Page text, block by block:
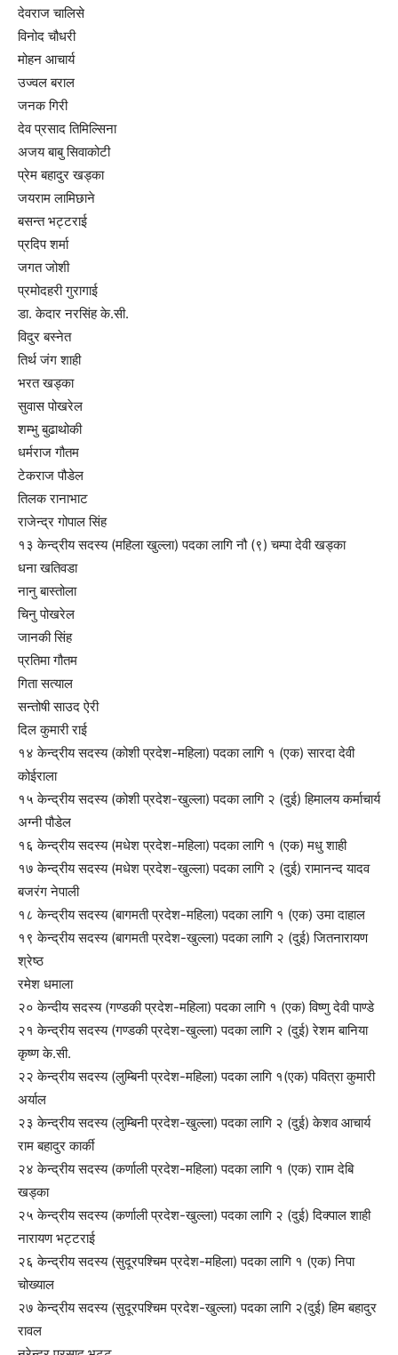
देवराज चालिसे
विनोद चौधरी
मोहन आचार्य
उज्वल बराल
जनक गिरी
देव प्रसाद तिमिल्सिना
अजय बाबु सिवाकोटी
प्रेम बहादुर खड्का
जयराम लामिछाने
बसन्त भट्टराई
प्रदिप शर्मा
जगत जोशी
प्रमोदहरी गुरागाई
डा. केदार नरसिंह के.सी.
विदुर बस्नेत
तिर्थ जंग शाही
भरत खड्का
सुवास पोखरेल
शम्भु बुढाथोकी
धर्मराज गौतम
टेकराज पौडेल
तिलक रानाभाट
राजेन्द्र गोपाल सिंह
१३ केन्द्रीय सदस्य (महिला खुल्ला) पदका लागि नौ (९) चम्पा देवी खड्का
धना खतिवडा
नानु बास्तोला
चिनु पोखरेल
जानकी सिंह
प्रतिमा गौतम
गिता सत्याल
सन्तोषी साउद ऐरी
दिल कुमारी राई
१४ केन्द्रीय सदस्य (कोशी प्रदेश-महिला) पदका लागि १ (एक) सारदा देवी
कोईराला
१५ केन्द्रीय सदस्य (कोशी प्रदेश-खुल्ला) पदका लागि २ (दुई) हिमालय कर्माचार्य
अग्नी पौडेल
१६ केन्द्रीय सदस्य (मधेश प्रदेश-महिला) पदका लागि १ (एक) मधु शाही
१७ केन्द्रीय सदस्य (मधेश प्रदेश-खुल्ला) पदका लागि २ (दुई) रामानन्द यादव
बजरंग नेपाली
१८ केन्द्रीय सदस्य (बागमती प्रदेश-महिला) पदका लागि १ (एक) उमा दाहाल
१९ केन्द्रीय सदस्य (बागमती प्रदेश-खुल्ला) पदका लागि २ (दुई) जितनारायण
श्रेष्ठ
रमेश धमाला
२० केन्दीय सदस्य (गण्डकी प्रदेश-महिला) पदका लागि १ (एक) विष्णु देवी पाण्डे
२१ केन्द्रीय सदस्य (गण्डकी प्रदेश-खुल्ला) पदका लागि २ (दुई) रेशम बानिया
कृष्ण के.सी.
२२ केन्द्रीय सदस्य (लुम्बिनी प्रदेश-महिला) पदका लागि १(एक) पवित्रा कुमारी
अर्याल
२३ केन्द्रीय सदस्य (लुम्बिनी प्रदेश-खुल्ला) पदका लागि २ (दुई) केशव आचार्य
राम बहादुर कार्की
२४ केन्द्रीय सदस्य (कर्णाली प्रदेश-महिला) पदका लागि १ (एक) रााम देबि
खड्का
२५ केन्द्रीय सदस्य (कर्णाली प्रदेश-खुल्ला) पदका लागि २ (दुई) दिक्पाल शाही
नारायण भट्टराई
२६ केन्द्रीय सदस्य (सुदूरपश्चिम प्रदेश-महिला) पदका लागि १ (एक) निपा
चोख्याल
२७ केन्द्रीय सदस्य (सुदूरपश्चिम प्रदेश-खुल्ला) पदका लागि २(दुई) हिम बहादुर
रावल